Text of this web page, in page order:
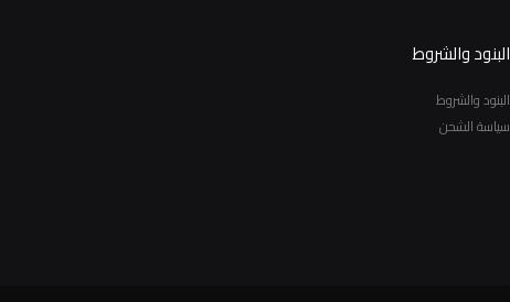
البنود والشروط
البنود والشروط
سياسة الشحن